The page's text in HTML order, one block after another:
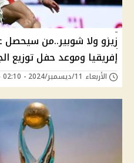
زيزو ولا شوبير..من
إفريقيا وموعد حفل توزيع
الأربعاء 11/ديسمبر/2024 - 02:10 م